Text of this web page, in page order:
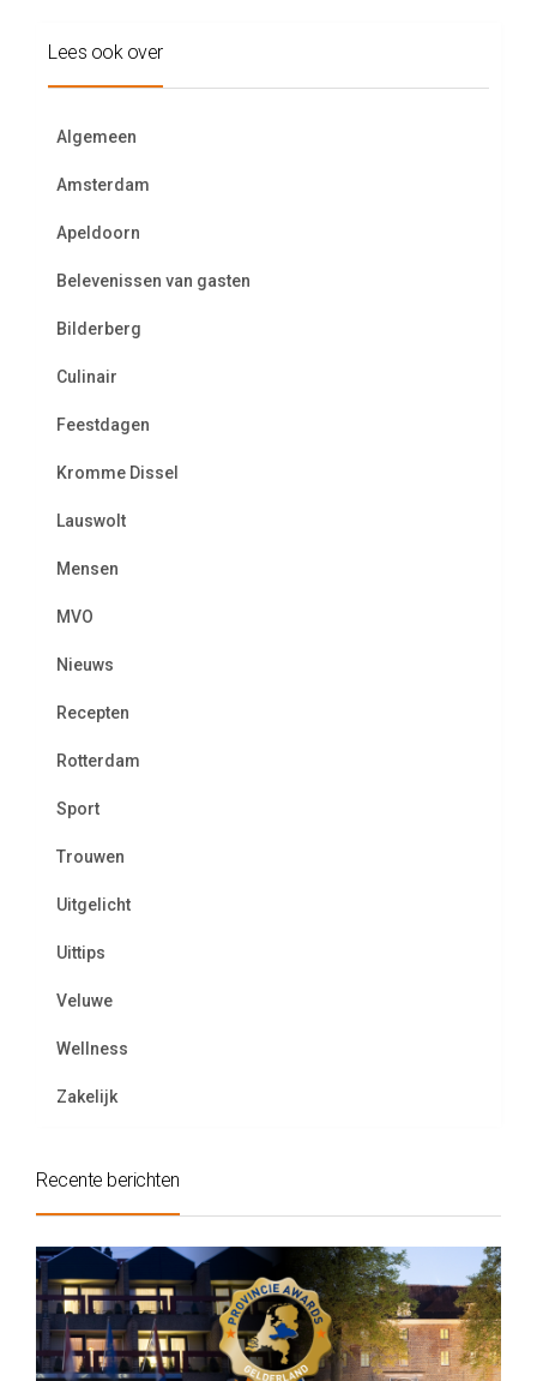
Lees ook over
Algemeen
Amsterdam
Apeldoorn
Belevenissen van gasten
Bilderberg
Culinair
Feestdagen
Kromme Dissel
Lauswolt
Mensen
MVO
Nieuws
Recepten
Rotterdam
Sport
Trouwen
Uitgelicht
Uittips
Veluwe
Wellness
Zakelijk
Recente berichten